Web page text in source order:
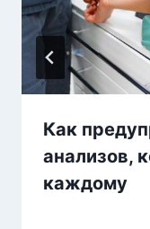
Как
анализов,
каждому